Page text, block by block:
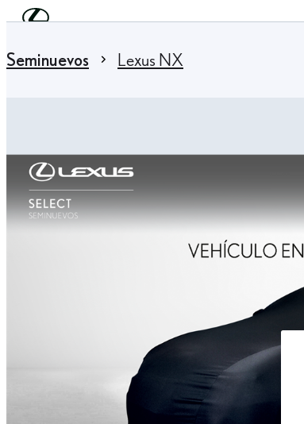
Skip to Main Content
Seminuevos Lexus NX